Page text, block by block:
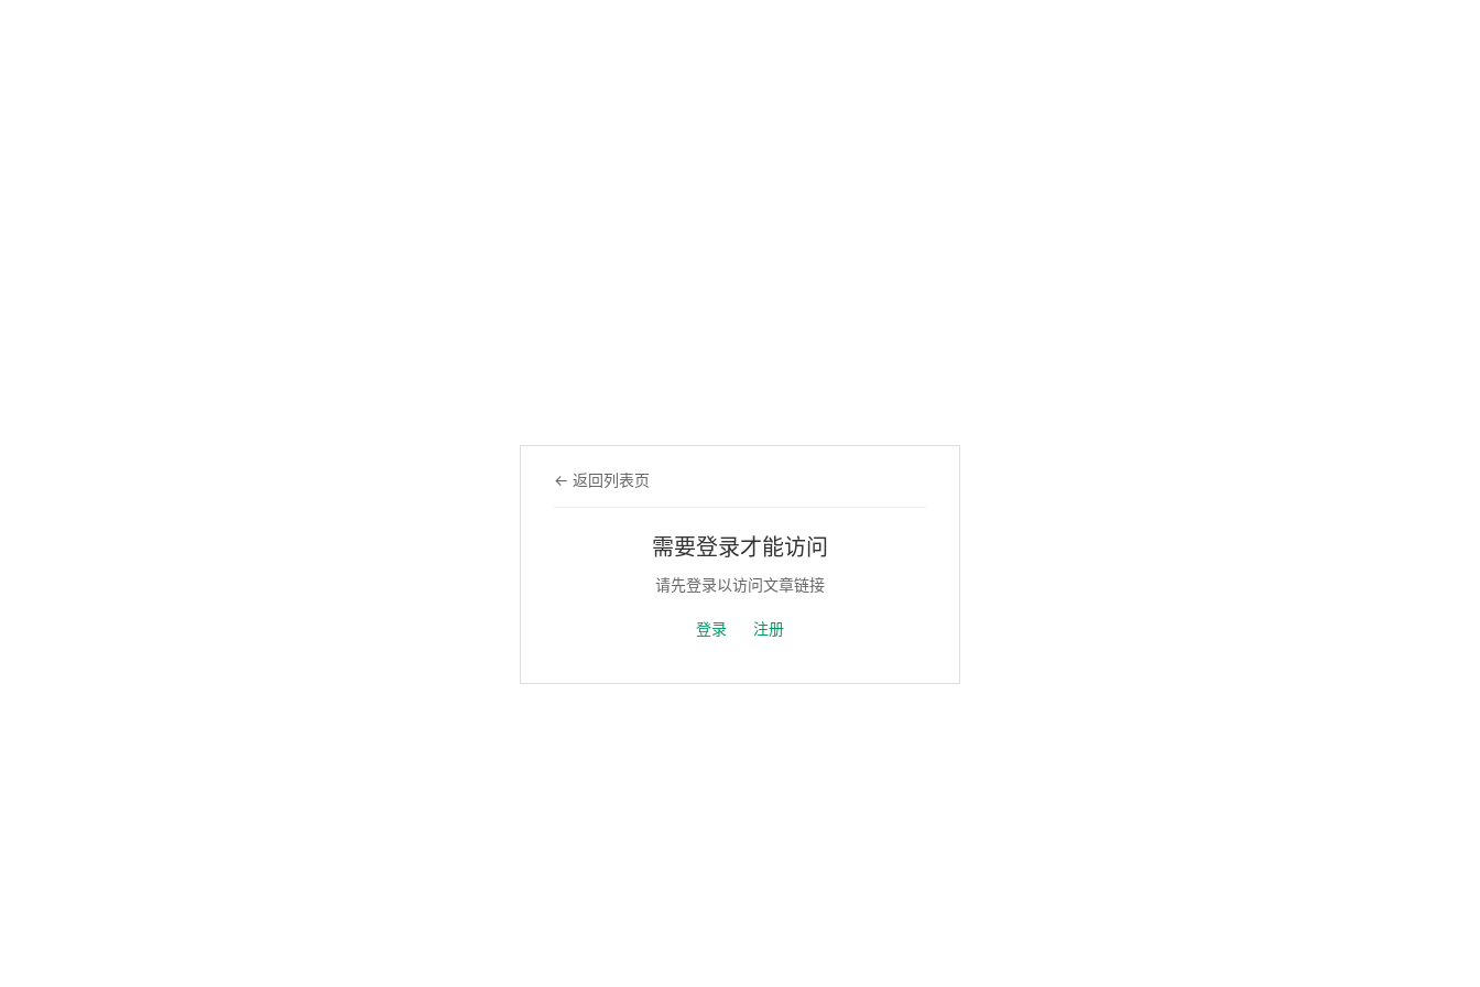
← 返回列表页
需要登录才能访问
请先登录以访问文章链接
登录 注册